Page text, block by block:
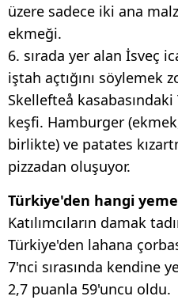
üzere sadece iki ana
ekmeği.
6. sırada yer alan İsveç
iştah açtığını söylemek
Skellefteå
keşfi. Hamburger
birlikte) ve patates
pizzadan oluşuyor.
Türkiye'den hangi
Katılımcıların damak
Türkiye'den lahana
7'nci sırasında kendine
2,7 puanla 59'uncu oldu.